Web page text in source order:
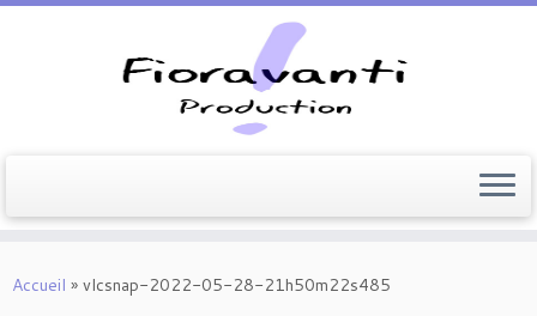
auAccueil » vlcsnap-2022-05-28-21h50m22s485